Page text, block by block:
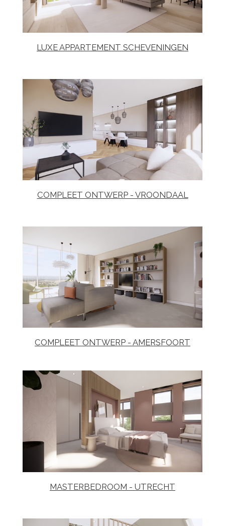
LUXE APPARTEMENT SCHEVENINGEN
COMPLEET ONTWERP - VROONDAAL
COMPLEET ONTWERP - AMERSFOORT
MASTERBEDROOM - UTRECHT